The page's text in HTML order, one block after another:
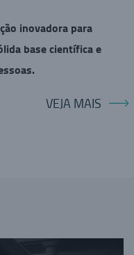
inovadora para
base científica e
VEJA MAIS